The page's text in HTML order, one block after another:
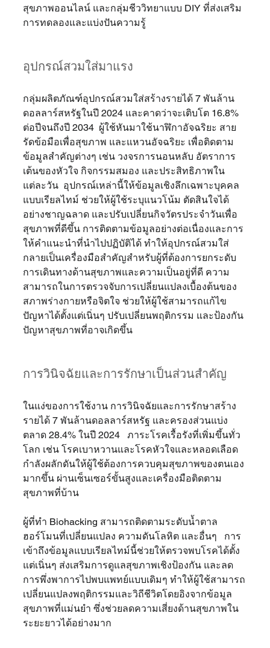
สุขภาพออนไลน์ และกลุ่มชีววิทยาแบบ DIY ที่ส่งเสริม
การทดลองและแบ่งปันความรู้
อุปกรณ์สวมใส่มาแรง
กลุ่มผลิตภัณฑ์อุปกรณ์สวมใส่สร้างรายได้ 7 พันล้าน
ดอลลาร์สหรัฐในปี 2024 และคาดว่าจะเติบโต 16.8%
ต่อปีจนถึงปี 2034  ผู้ใช้หันมาใช้นาฬิกาอัจฉริยะ สาย
รัดข้อมือเพื่อสุขภาพ และแหวนอัจฉริยะ เพื่อติดตาม
ข้อมูลสำคัญต่างๆ เช่น วงจรการนอนหลับ อัตราการ
เต้นของหัวใจ กิจกรรมสมอง และประสิทธิภาพใน
แต่ละวัน  อุปกรณ์เหล่านี้ให้ข้อมูลเชิงลึกเฉพาะบุคคล
แบบเรียลไทม์ ช่วยให้ผู้ใช้ระบุแนวโน้ม ตัดสินใจได้
อย่างชาญฉลาด และปรับเปลี่ยนกิจวัตรประจำวันเพื่อ
สุขภาพที่ดีขึ้น การติดตามข้อมูลอย่างต่อเนื่องและการ
ให้คำแนะนำที่นำไปปฏิบัติได้ ทำให้อุปกรณ์สวมใส่
กลายเป็นเครื่องมือสำคัญสำหรับผู้ที่ต้องการยกระดับ
การเดินทางด้านสุขภาพและความเป็นอยู่ที่ดี ความ
สามารถในการตรวจจับการเปลี่ยนแปลงเบื้องต้นของ
สภาพร่างกายหรือจิตใจ ช่วยให้ผู้ใช้สามารถแก้ไข
ปัญหาได้ตั้งแต่เนิ่นๆ ปรับเปลี่ยนพฤติกรรม และป้องกัน
ปัญหาสุขภาพที่อาจเกิดขึ้น
การวินิจฉัยและการรักษาเป็นส่วนสำคัญ
ในแง่ของการใช้งาน การวินิจฉัยและการรักษาสร้าง
รายได้ 7 พันล้านดอลลาร์สหรัฐ และครองส่วนแบ่ง
ตลาด 28.4% ในปี 2024   ภาระโรคเรื้อรังที่เพิ่มขึ้นทั่ว
โลก เช่น โรคเบาหวานและโรคหัวใจและหลอดเลือด
กำลังผลักดันให้ผู้ใช้ต้องการควบคุมสุขภาพของตนเอง
มากขึ้น ผ่านเซ็นเซอร์ขั้นสูงและเครื่องมือติดตาม
สุขภาพที่บ้าน
ผู้ที่ทำ Biohacking สามารถติดตามระดับน้ำตาล
ฮอร์โมนที่เปลี่ยนแปลง ความดันโลหิต และอื่นๆ   การ
เข้าถึงข้อมูลแบบเรียลไทม์นี้ช่วยให้ตรวจพบโรคได้ตั้ง
แต่เนิ่นๆ ส่งเสริมการดูแลสุขภาพเชิงป้องกัน และลด
การพึ่งพาการไปพบแพทย์แบบเดิมๆ ทำให้ผู้ใช้สามารถ
เปลี่ยนแปลงพฤติกรรมและวิถีชีวิตโดยอิงจากข้อมูล
สุขภาพที่แม่นยำ ซึ่งช่วยลดความเสี่ยงด้านสุขภาพใน
ระยะยาวได้อย่างมาก